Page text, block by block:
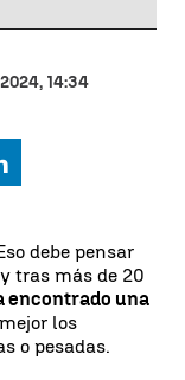
14:34
debe pensar
y tras más de 20
encontrado una
los
o pesadas.